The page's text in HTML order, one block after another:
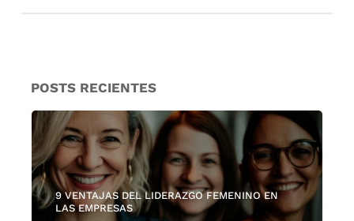
POSTS RECIENTES
9 VENTAJAS DEL LIDERAZGO FEMENINO EN
LAS EMPRESAS